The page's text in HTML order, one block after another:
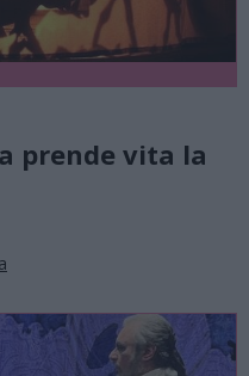
prende vita la